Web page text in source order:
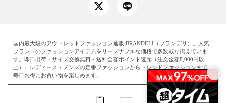
国内最大級のアウトレットファッション通販 BRANDELI（ブランデリ）。人気
ブランドのファッションアイテムをリーズナブルな価格で多数取り揃えていま
す。即日出荷・サイズ交換無料・送料全額ポイント還元（注文金額8,000円以
上）。レディース・メンズの定番ファッションからトレンドファッションまで、
毎日お得にお買い物を楽しめます。